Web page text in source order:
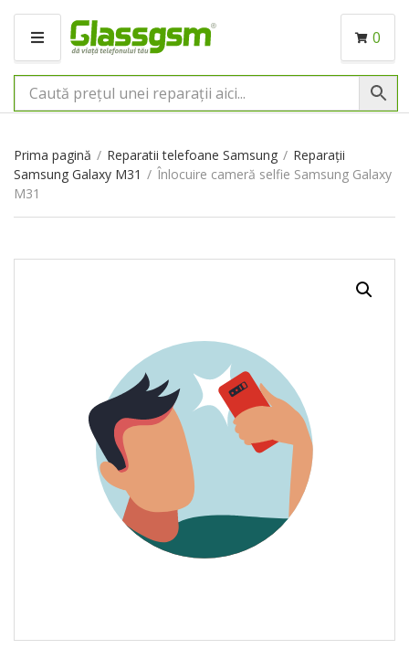
M
N
I
0
Prima pagină / Reparatii telefoane Samsung / Reparații
Samsung Galaxy M31 / Înlocuire cameră selfie Samsung Galaxy
M31